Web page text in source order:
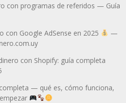
con programas de referidos — Guía
con Google AdSense en 2025
—
con Shopify: guía completa
— qué es, cómo funciona,